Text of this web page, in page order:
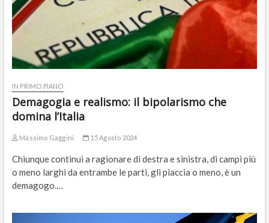
IN PRIMO PIANO
Demagogia e realismo: il bipolarismo che
domina l’Italia
Massimo Gaggini 15 Agosto 2024
Chiunque continui a ragionare di destra e sinistra, di campi più
o meno larghi da entrambe le parti, gli piaccia o meno, è un
demagogo.…